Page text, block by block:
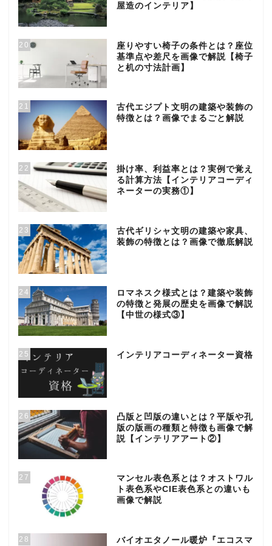
屋造のインテリア】
20
座りやすい椅子の条件とは？座位
基準点や差尺を画像で解説【椅子
と机の寸法計画】
21
古代エジプト文明の建築や装飾の
特徴とは？画像でまるごと解説
22
掛け率、利益率とは？実例で覚え
る計算方法【インテリアコーディ
ネーターの実務①】
23
古代ギリシャ文明の建築や家具、
装飾の特徴とは？画像で徹底解説
24
ロマネスク様式とは？建築や装飾
の特徴と発展の歴史を画像で解説
【中世の様式③】
25 インテリアコーディネーター資格
26
凸版と凹版の違いとは？平版や孔
版の版画の種類と特徴も画像で解
説【インテリアアート②】
27
マンセル表色系とは？オストワル
ト表色系やCIE表色系との違いも
画像で解説
28
バイオエタノール暖炉『エコスマ